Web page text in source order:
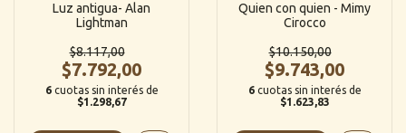
Luz antigua- Alan
Lightman
$8.117,00
$7.792,00
6 cuotas sin interés de
$1.298,67
Quien con quien - Mimy
Cirocco
$10.150,00
$9.743,00
6 cuotas sin interés de
$1.623,83